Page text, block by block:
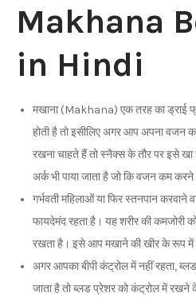
Makhana
in Hindi
मखाना (Makhana) एक तरह का ड्राई
होती है तो इसीलिए अगर आप अपना वजन
रखना चाहते हैं तो स्नैक्स के तौर पर इसे
अर्क भी पाया जाता है जो कि वजन कम करने
गर्भवती महिलाओं या फिर स्तनपान करवाने
फायदेमंद रहता है। यह शरीर की कमजोरी
रखता है। इसे आप मखाने की खीर के रूप
अगर आपका बीपी कंट्रोल में नहीं रहता,
जाता है तो ब्लड प्रेशर को कंट्रोल में रखने